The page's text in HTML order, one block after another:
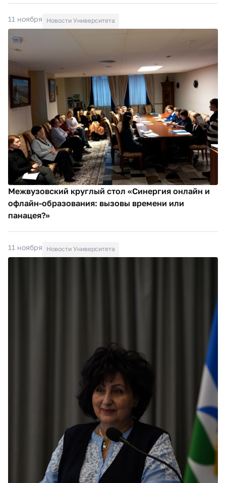
11 ноября Новости Университета
Межвузовский круглый стол «Синергия онлайн и
офлайн-образования: вызовы времени или
панацея?»
11 ноября Новости Университета